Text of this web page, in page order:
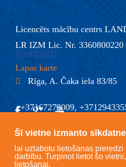
Šī vietne izmanto
lai uzlabotu lietošanas
darbību. Turpinot lietot šo
lietošanai.
Licencēts mācību centrs
LR IZM Lic. Nr. 3360800220
Lapas karte
Kontakti
Rīga, A. Čaka iela 83/85
+37167273009,
@ info@lando.lv